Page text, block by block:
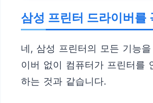
삼성 프린터 드라이버를
네, 삼성 프린터의 모든 기능
이버 없이 컴퓨터가 프린터를
하는 것과 같습니다.